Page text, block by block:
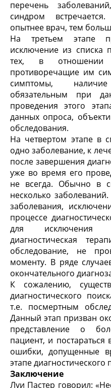
перечень
синдром
опытнее врач, тем
На третьем этапе
исключение из списка
тех, в отношении
противоречащие им
симптомы,
обязательным при
проведения этого
данных опроса,
обследования.
На четвертом этапе в
одно заболевание, к
после завершения
уже во время его
не всегда. Обычно в
несколько
заболевания,
процессе
для исключения
диагностическая
обследование, не
моменту. В ряде
окончательного
К сожалению,
диагностического
т.е. посмертным
Данный этап призван
представление о
пациент, и постараться
ошибки, допущенные
этапе диагностического
Заключение
Луи Пастер говорил: